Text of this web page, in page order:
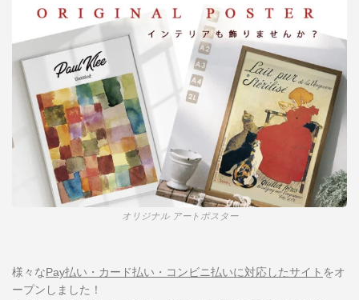
オリジナル アートポスター
様々なPay払い・カード払い・コンビニ払いに対応したサイト をオ
ープンしました！